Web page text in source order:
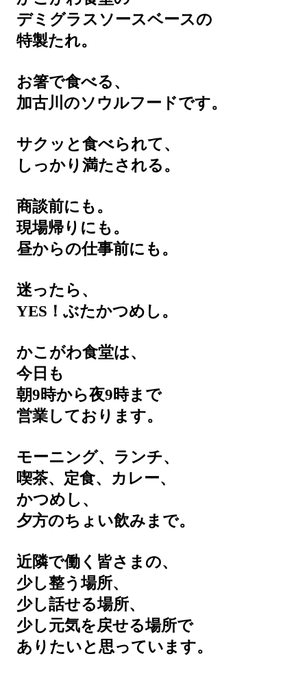
デミグラスソースベースの
特製たれ。
お箸で食べる、
加古川のソウルフードです。
サクッと食べられて、
しっかり満たされる。
商談前にも。
現場帰りにも。
昼からの仕事前にも。
迷ったら、
YES！ぶたかつめし。
かこがわ食堂は、
今日も
朝9時から夜9時まで
営業しております。
モーニング、ランチ、
喫茶、定食、カレー、
かつめし、
夕方のちょい飲みまで。
近隣で働く皆さまの、
少し整う場所、
少し話せる場所、
少し元気を戻せる場所で
ありたいと思っています。